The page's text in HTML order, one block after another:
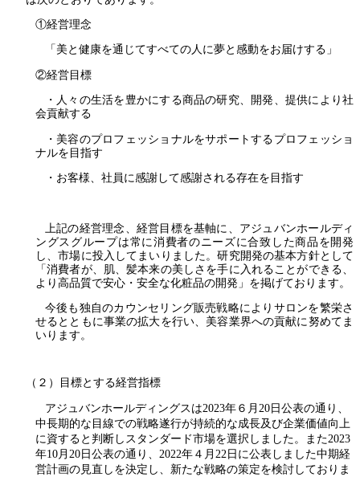
①経営理念
「美と健康を通じてすべての人に夢と感動をお届けする」
②経営目標
・人々の生活を豊かにする商品の研究、開発、提供により社
会貢献する
・美容のプロフェッショナルをサポートするプロフェッショ
ナルを目指す
・お客様、社員に感謝して感謝される存在を目指す
上記の経営理念、経営目標を基軸に、アジュバンホールディ
ングスグループは常に消費者のニーズに合致した商品を開発
し、市場に投入してまいりました。研究開発の基本方針として
「消費者が、肌、髪本来の美しさを手に入れることができる、
より高品質で安心・安全な化粧品の開発」を掲げております。
今後も独自のカウンセリング販売戦略によりサロンを繁栄さ
せるとともに事業の拡大を行い、美容業界への貢献に努めてま
いります。
（２）目標とする経営指標
アジュバンホールディングスは2023年６月20日公表の通り、
中長期的な目線での戦略遂行が持続的な成長及び企業価値向上
に資すると判断しスタンダード市場を選択しました。また2023
年10月20日公表の通り、2022年４月22日に公表しました中期経
営計画の見直しを決定し、新たな戦略の策定を検討しておりま